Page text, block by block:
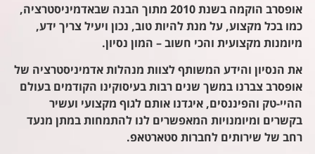
אופסרב הוקמה בשנת 2010 מתוך הבנה שבאדמיניסטרציה,
כמו בכל מקצוע, על מנת להיות טוב, נכון ויעיל צריך ידע,
מיומנות מקצועית והכי חשוב – המון נסיון.
את הנסיון והידע המשותף לצוות מנהלות אדמיניסטרציה של
אופסרב צברנו במשך שנים רבות בעיסוקינו הקודמים בעולם
ההיי-טק והפיננסים, איגדנו אותם לגוף מקצועי ועשיר
בקשרים ומיומנויות המאפשרים לנו להתמחות במתן מנעד
רחב של שירותים לחברות סטארטאפ.